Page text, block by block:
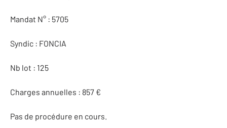
Mandat N° : 5705
Syndic : FONCIA
Nb lot : 125
Charges annuelles : 857 €
Pas de procédure en cours.